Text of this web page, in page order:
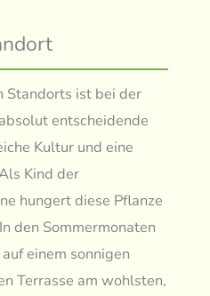
Standorts ist bei der
entscheidende
Kultur und eine
Kind der
hungert diese Pflanze
den Sommermonaten
einem sonnigen
Terrasse am wohlsten,